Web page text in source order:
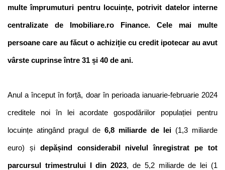
multe împrumuturi pentru locuințe, potrivit datelor interne
centralizate de Imobiliare.ro Finance. Cele mai multe
persoane care au făcut o achiziție cu credit ipotecar au avut
vârste cuprinse între 31 și 40 de ani.
Anul a început în forță, doar în perioada ianuarie-februarie 2024
creditele noi în lei acordate gospodăriilor populației pentru
locuințe atingând pragul de 6,8 miliarde de lei (1,3 miliarde
euro) și depășind considerabil nivelul înregistrat pe tot
parcursul trimestrului I din 2023, de 5,2 miliarde de lei (1